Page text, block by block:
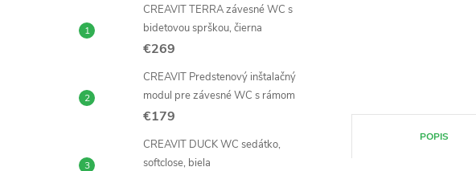
CREAVIT TERRA závesné WC s
bidetovou sprškou, čierna
€269
CREAVIT Predstenový inštalačný
modul pre závesné WC s rámom
€179
CREAVIT DUCK WC sedátko,
softclose, biela
POPIS